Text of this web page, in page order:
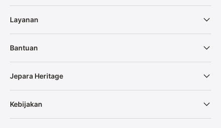
Layanan
Bantuan
Jepara Heritage
Kebijakan